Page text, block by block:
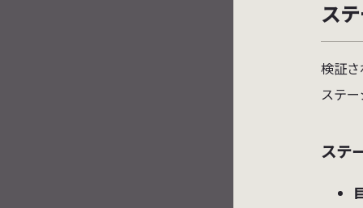
ス
検証
ステ
ステ